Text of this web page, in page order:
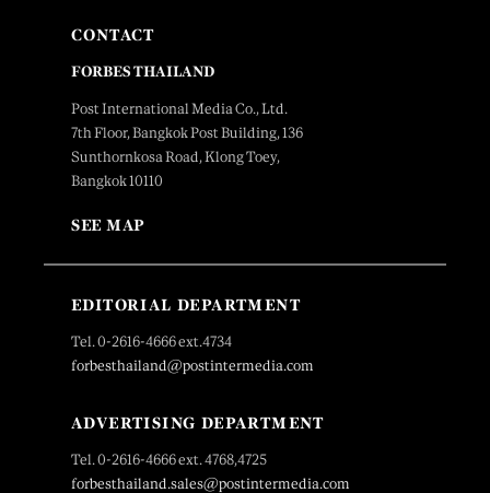
CONTACT
FORBES THAILAND
Post International Media Co., Ltd.
7th Floor, Bangkok Post Building, 136
Sunthornkosa Road, Klong Toey,
Bangkok 10110
SEE MAP
EDITORIAL DEPARTMENT
Tel. 0-2616-4666 ext.4734
forbesthailand@postintermedia.com
ADVERTISING DEPARTMENT
Tel. 0-2616-4666 ext. 4768,4725
forbesthailand.sales@postintermedia.com